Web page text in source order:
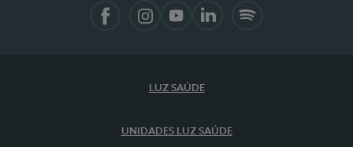
LUZ SAÚDE
UNIDADES LUZ SAÚDE